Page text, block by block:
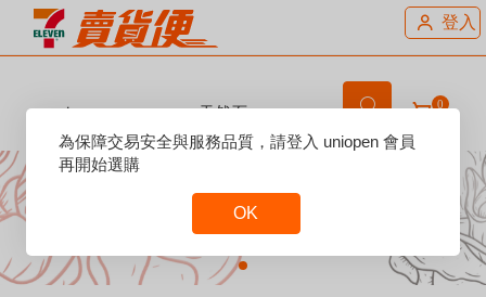
登入
ᴋɪᴋɪ＇ᴄ ʜᴀɴᴅᴍᴀᴅᴇ ꜱʜᴏᴘ 天然石＆
編繩
0
Reset
Focus
為保障交易安全與服務品質，請登入 uniopen 會員
再開始選購
OK
Focus